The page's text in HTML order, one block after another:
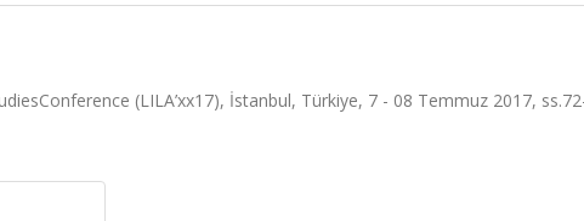
(LILA’xx17), İstanbul, Türkiye, 7 - 08 Temmuz 2017,